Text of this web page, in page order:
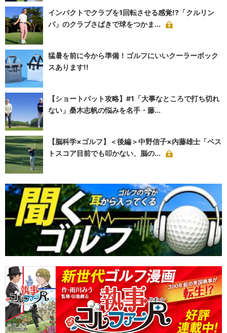
インパクトでクラブを1回転させる感覚!?「クルリン
パ」のクラブさばきで球をつかま...
猛暑を前に今から準備！ゴルフにいいクーラーボック
スあります!!
【ショートパット攻略】#1「大事なところで打ち切れ
ない」桑木志帆の悩みを名手・藤...
【脳科学×ゴルフ】＜後編＞中野信子×内藤雄士「ベス
トスコア目前でも叩かない、脳の...